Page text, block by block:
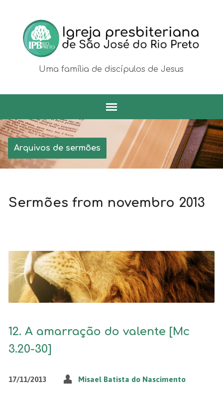
Uma família de discípulos de Jesus
Arquivos de sermões
Sermões from novembro 2013
12. A amarração do valente [Mc
3.20-30]
17/11/2013 Misael Batista do Nascimento